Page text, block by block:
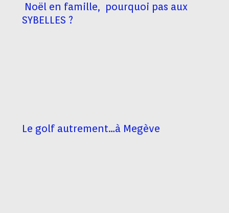
Noël en famille, pourquoi pas aux
SYBELLES ?
Le golf autrement…à Megève